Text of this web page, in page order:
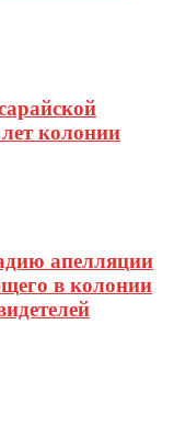
колонии
апелляции
в колонии